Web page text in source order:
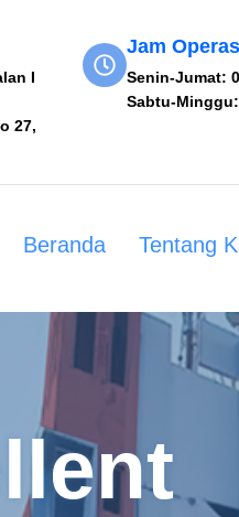
I
27,
Jam
Senin-Jumat:
Sabtu-
Beranda Tentang